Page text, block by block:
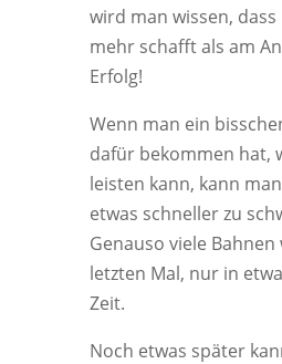
wird man wissen,
mehr schafft als am
Erfolg!
Wenn man ein
dafür bekommen hat,
leisten kann, kann
etwas schneller zu
Genauso viele Bahnen
letzten Mal, nur in
Zeit.
Noch etwas später